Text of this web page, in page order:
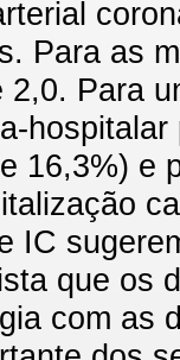
Para as
Para
16,3%) e
IC
que os
com as